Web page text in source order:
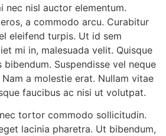
nec nisl auctor elementum.
a commodo arcu. Curabitur
eleifend turpis. Ut id sem
mi in, malesuada velit. Quisque
Suspendisse vel neque
a molestie erat. Nullam vitae
faucibus ac nisi ut volutpat.
tortor commodo sollicitudin.
lacinia pharetra. Ut bibendum,